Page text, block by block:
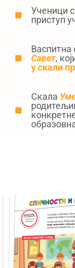
Ученици
приступ
Васпитна
Савет,
у скали
Скала